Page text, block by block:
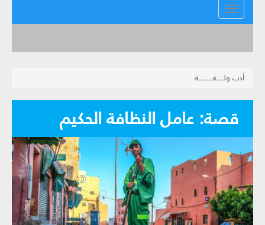
القائمة
أدب ولــــــغــــــــــــة
قصة: عامل النظافة الحكيم